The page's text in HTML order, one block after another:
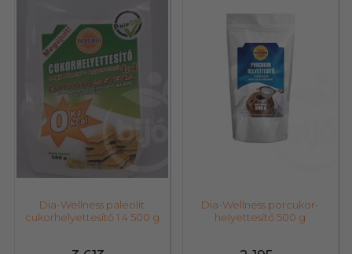
Dia-Wellness paleolit
cukorhelyettesítő 1 4 500 g
Dia-Wellness porcukor-
helyettesítő 500 g